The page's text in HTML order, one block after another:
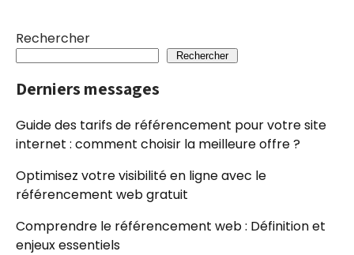
Rechercher
Rechercher
Derniers messages
Guide des tarifs de référencement pour votre site
internet : comment choisir la meilleure offre ?
Optimisez votre visibilité en ligne avec le
référencement web gratuit
Comprendre le référencement web : Définition et
enjeux essentiels